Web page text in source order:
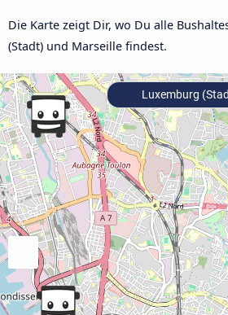
Die Karte zeigt Dir, wo Du alle
(Stadt) und Marseille findest.
Luxemburg